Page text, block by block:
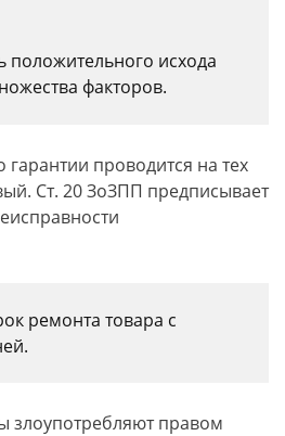
положительного исхода
факторов.
проводится на тех
Ст. 20 ЗоЗПП предписывает
ремонта товара с
злоупотребляют правом